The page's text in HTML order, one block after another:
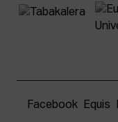
Facebook Equis